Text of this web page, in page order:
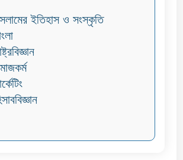
ইতিহাস ও সংস্কৃতি